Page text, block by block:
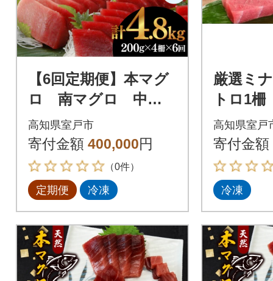
【6回定期便】本マグ
ロ 南マグロ 中ト
ロ 各2柵 偶数月に
お届け
高知県室戸市
寄付金額 400,000円
（0件）
定期便 冷凍
厳選ミ
トロ1
高知県室戸
寄付金額
冷凍